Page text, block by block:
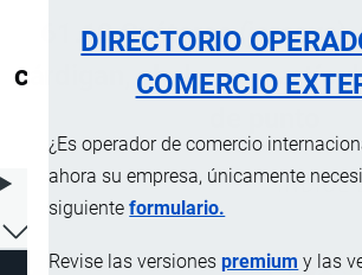
DIRECTORIO
COMERCIO
¿Es operador de comercio
ahora su empresa, únicamente
siguienteformulario.
Revise las versionespremium y las
61.10 Suéteres (jerseys),
cárdigan, chalecos y
ÍNDICE